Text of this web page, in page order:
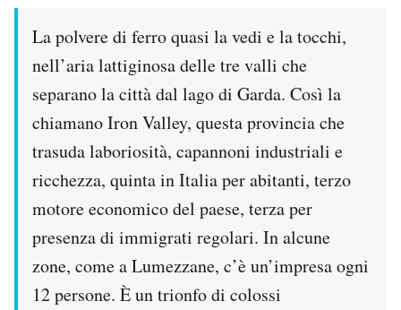
La polvere di ferro quasi la vedi e la tocchi,
nell’aria lattiginosa delle tre valli che
separano la città dal lago di Garda. Così la
chiamano Iron Valley, questa provincia che
trasuda laboriosità, capannoni industriali e
ricchezza, quinta in Italia per abitanti, terzo
motore economico del paese, terza per
presenza di immigrati regolari. In alcune
zone, come a Lumezzane, c’è un’impresa ogni
12 persone. È un trionfo di colossi